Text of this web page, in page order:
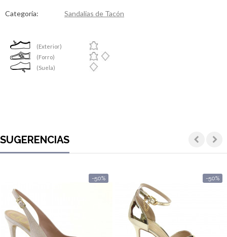
Categoría: Sandalias de Tacón
(Exterior)
(Forro)
(Suela)
SUGERENCIAS
-50% -50%